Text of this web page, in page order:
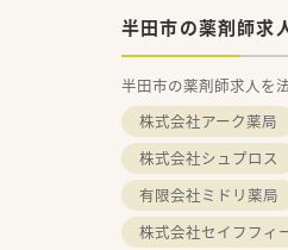
半田市の薬剤師求
半田市の薬剤師求人を
株式会社アーク薬局
株式会社シュプロス
有限会社ミドリ薬局
株式会社セイフフィ